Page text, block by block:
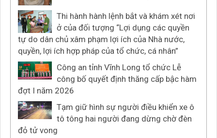
Thi hành hành lệnh bắt và khám xét nơi
ở của đối tượng “Lợi dụng các quyền
tự do dân chủ xâm phạm lợi ích của Nhà nước,
quyền, lợi ích hợp pháp của tổ chức, cá nhân”
Công an tỉnh Vĩnh Long tổ chức Lễ
công bố quyết định thăng cấp bậc hàm
đợt I năm 2026
Tạm giữ hình sự người điều khiển xe ô
tô tông hai người đang dừng chờ đèn
đỏ tử vong